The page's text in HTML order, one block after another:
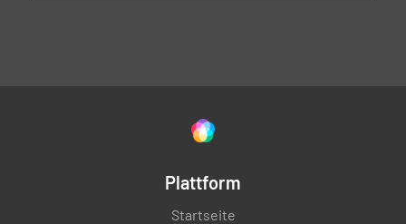
Plattform
Startseite